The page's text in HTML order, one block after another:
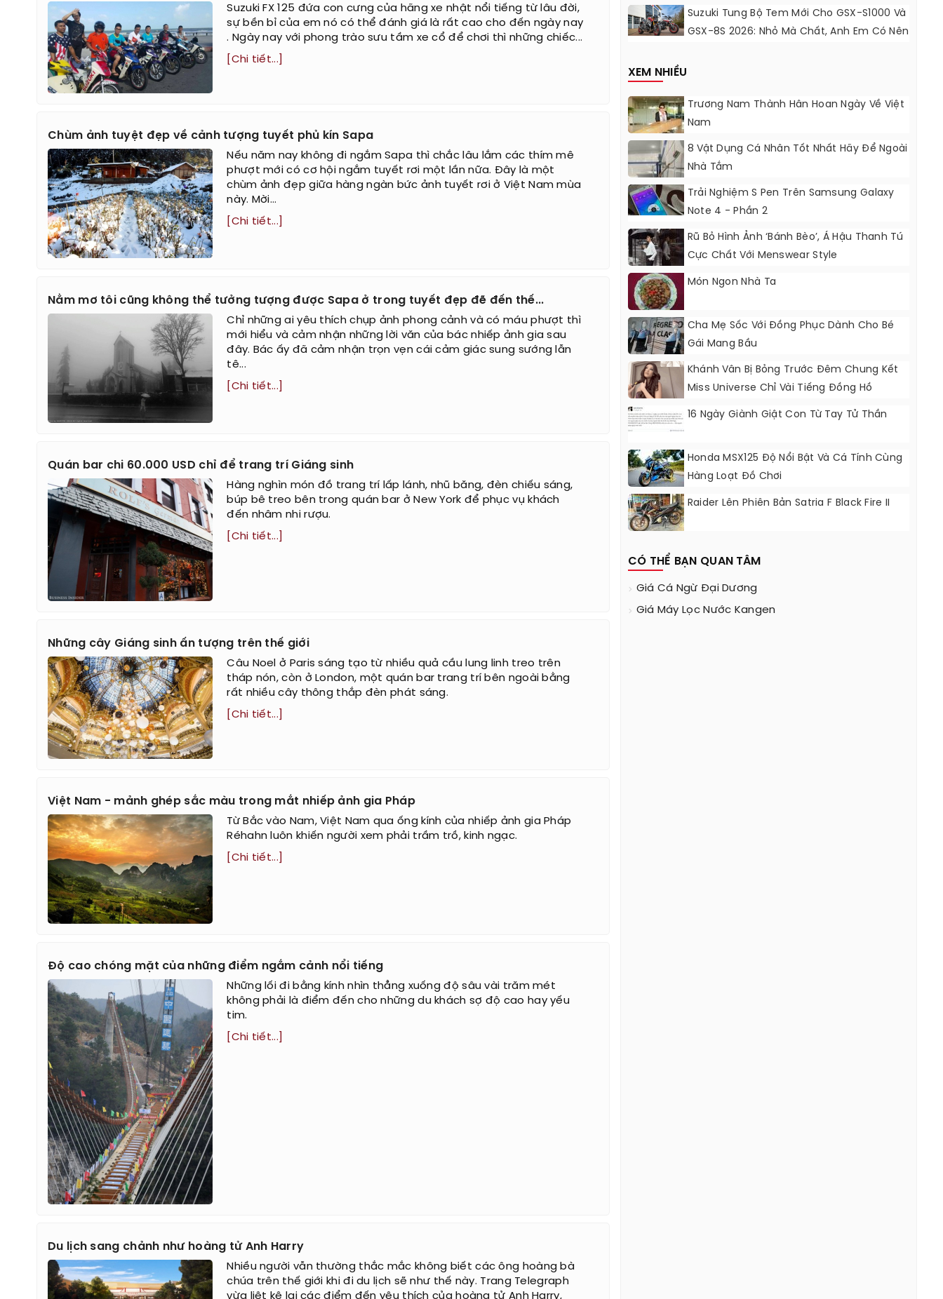
Suzuki FX 125 đứa con cưng của hãng xe nhật nổi tiếng từ lâu đời,
sự bền bỉ của em nó có thể đánh giá là rất cao cho đến ngày nay
. Ngày nay với phong trào sưu tầm xe cổ để chơi thì những chiếc...
[Chi tiết...]
Chùm ảnh tuyệt đẹp về cảnh tượng tuyết phủ kín Sapa
Nếu năm nay không đi ngắm Sapa thì chắc lâu lắm các thím mê
phượt mới có cơ hội ngắm tuyết rơi một lần nữa. Đây là một
chùm ảnh đẹp giữa hàng ngàn bức ảnh tuyết rơi ở Việt Nam mùa
này. Mời...
[Chi tiết...]
Nằm mơ tôi cũng không thể tưởng tượng được Sapa ở trong tuyết đẹp đẽ đến thế...
Chỉ những ai yêu thích chụp ảnh phong cảnh và có máu phượt thì
mới hiểu và cảm nhận những lời văn của bác nhiếp ảnh gia sau
đây. Bác ấy đã cảm nhận trọn vẹn cái cảm giác sung sướng lẫn
tê...
[Chi tiết...]
Quán bar chi 60.000 USD chỉ để trang trí Giáng sinh
Hàng nghìn món đồ trang trí lấp lánh, nhũ băng, đèn chiếu sáng,
búp bê treo bên trong quán bar ở New York để phục vụ khách
đến nhâm nhi rượu.
[Chi tiết...]
Những cây Giáng sinh ấn tượng trên thế giới
Câu Noel ở Paris sáng tạo từ nhiều quả cầu lung linh treo trên
tháp nón, còn ở London, một quán bar trang trí bên ngoài bằng
rất nhiều cây thông thắp đèn phát sáng.
[Chi tiết...]
Việt Nam - mảnh ghép sắc màu trong mắt nhiếp ảnh gia Pháp
Từ Bắc vào Nam, Việt Nam qua ống kính của nhiếp ảnh gia Pháp
Réhahn luôn khiến người xem phải trầm trồ, kinh ngạc.
[Chi tiết...]
Độ cao chóng mặt của những điểm ngắm cảnh nổi tiếng
Những lối đi bằng kính nhìn thẳng xuống độ sâu vài trăm mét
không phải là điểm đến cho những du khách sợ độ cao hay yếu
tim.
[Chi tiết...]
Du lịch sang chảnh như hoàng tử Anh Harry
Nhiều người vẫn thường thắc mắc không biết các ông hoàng bà
chúa trên thế giới khi đi du lịch sẽ như thế này. Trang Telegraph
vừa liệt kê lại các điểm đến yêu thích của hoàng tử Anh Harry,
Tập 7 Sắc Cầu Vồng
Suzuki Tung Bộ Tem Mới Cho GSX-S1000 Và
GSX-8S 2026: Nhỏ Mà Chất, Anh Em Có Nên
XEM NHIỀU
Trương Nam Thành Hân Hoan Ngày Về Việt
Nam
8 Vật Dụng Cá Nhân Tốt Nhất Hãy Để Ngoài
Nhà Tắm
Trải Nghiệm S Pen Trên Samsung Galaxy
Note 4 - Phần 2
Rũ Bỏ Hình Ảnh ‘bánh Bèo’, Á Hậu Thanh Tú
Cực Chất Với Menswear Style
Món Ngon Nhà Ta
Cha Mẹ Sốc Với Đồng Phục Dành Cho Bé
Gái Mang Bầu
Khánh Vân Bị Bỏng Trước Đêm Chung Kết
Miss Universe Chỉ Vài Tiếng Đồng Hồ
16 Ngày Giành Giật Con Từ Tay Tử Thần
Honda MSX125 Độ Nổi Bật Và Cá Tính Cùng
Hàng Loạt Đồ Chơi
Raider Lên Phiên Bản Satria F Black Fire II
CÓ THỂ BẠN QUAN TÂM
Giá Cá Ngừ Đại Dương
Giá Máy Lọc Nước Kangen